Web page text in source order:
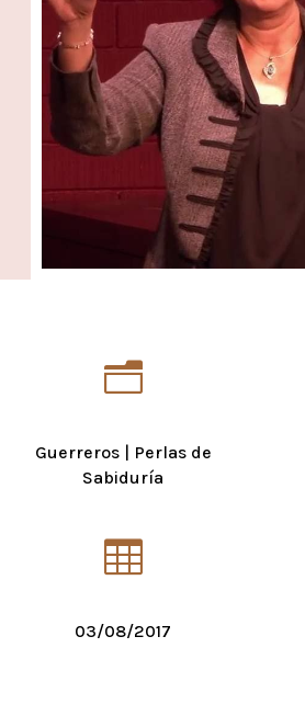
n
Guerreros| Perlas de
Sabiduría

03/08/2017